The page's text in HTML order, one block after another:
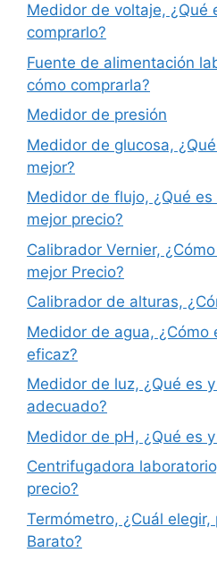
Medidor de voltaje, ¿Qué
comprarlo?
Fuente de alimentación
cómo comprarla?
Medidor de presión
Medidor de glucosa,
mejor?
Medidor de flujo, ¿Qué
mejor precio?
Calibrador Vernier,
mejor Precio?
Calibrador de alturas,
Medidor de agua, ¿Cómo
eficaz?
Medidor de luz, ¿Qué es
adecuado?
Medidor de pH, ¿Qué es
Centrifugadora
precio?
Termómetro, ¿Cuál elegir,
Barato?